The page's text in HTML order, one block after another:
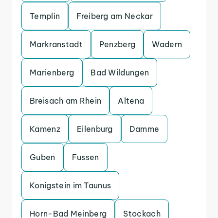
Templin Freiberg am Neckar
Markranstadt Penzberg Wadern
Marienberg Bad Wildungen
Breisach am Rhein Altena
Kamenz Eilenburg Damme
Guben Fussen
Konigstein im Taunus
Horn-Bad Meinberg Stockach